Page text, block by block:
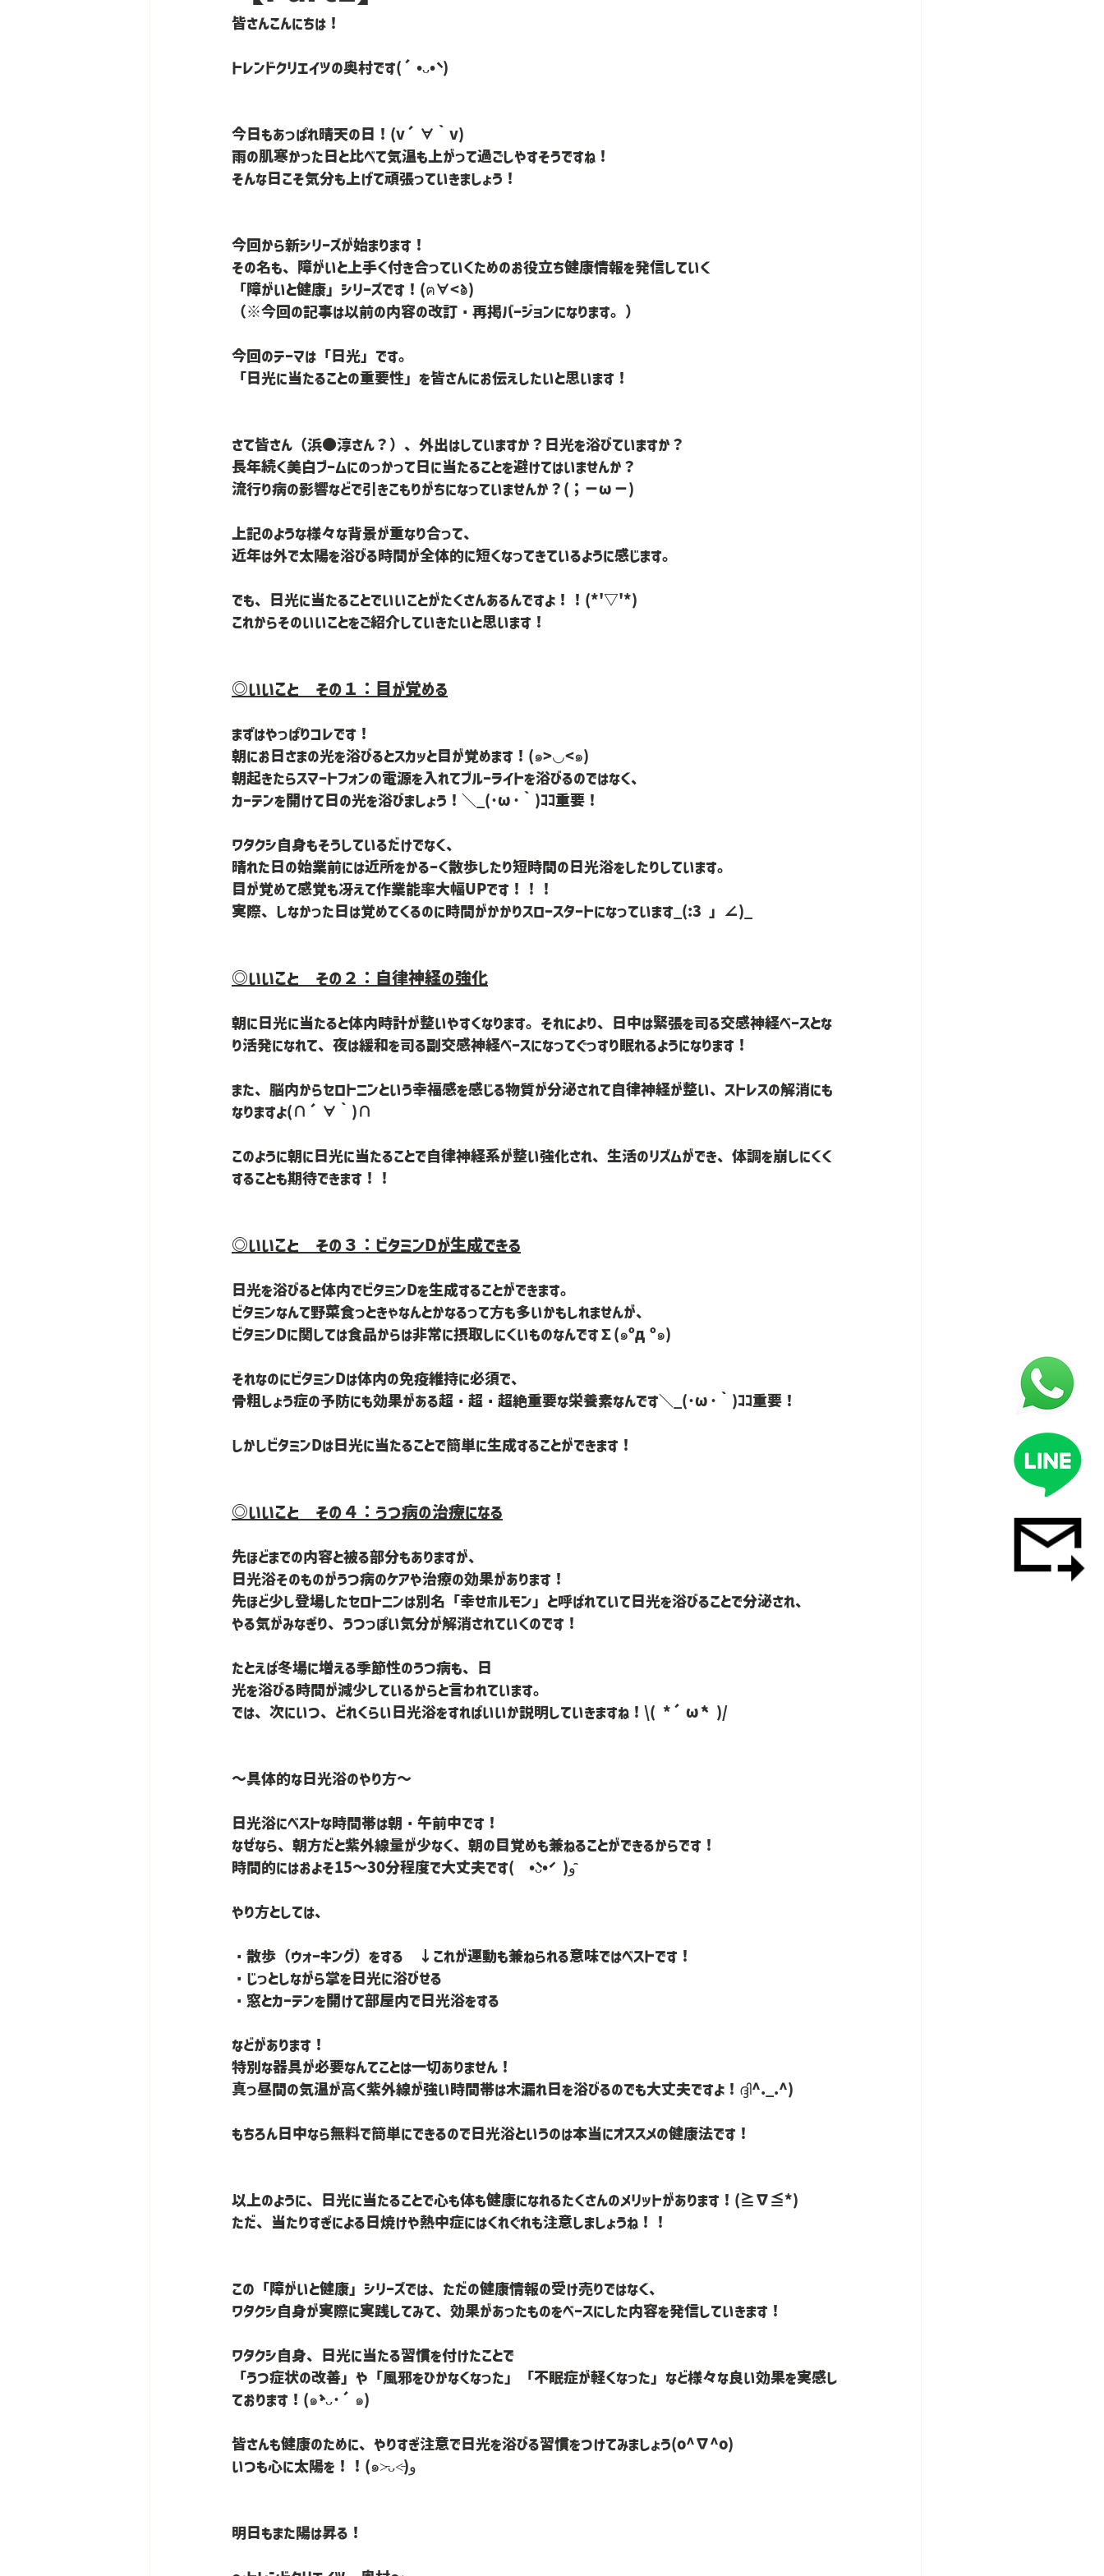
皆さんこんにちは！
トレンドクリエイツの奥村です(´•ᴗ•` )
今日もあっぱれ晴天の日！(v´∀｀v)
雨の肌寒かった日と比べて気温も上がって過ごしやすそうですね！
そんな日こそ気分も上げて頑張っていきましょう！
今回から新シリーズが始まります！
その名も、障がいと上手く付き合っていくためのお役立ち健康情報を発信していく
「障がいと健康」シリーズです！(ฅ∀<`๑)
（※今回の記事は以前の内容の改訂・再掲バージョンになります。）
今回のテーマは「日光」です。
「日光に当たることの重要性」を皆さんにお伝えしたいと思います！
さて皆さん（浜●淳さん？）、外出はしていますか？日光を浴びていますか？
長年続く美白ブームにのっかって日に当たることを避けてはいませんか？
流行り病の影響などで引きこもりがちになっていませんか？(；－ω－)
上記のような様々な背景が重なり合って、
近年は外で太陽を浴びる時間が全体的に短くなってきているように感じます。
でも、日光に当たることでいいことがたくさんあるんですよ！！(*'▽'*)
これからそのいいことをご紹介していきたいと思います！
◎いいこと　その１：目が覚める
まずはやっぱりコレです！
朝にお日さまの光を浴びるとスカッと目が覚めます！(๑>◡<๑)
朝起きたらスマートフォンの電源を入れてブルーライトを浴びるのではなく、
カーテンを開けて日の光を浴びましょう！＼_(･ω･｀)ｺｺ重要！
ワタクシ自身もそうしているだけでなく、
晴れた日の始業前には近所をかるーく散歩したり短時間の日光浴をしたりしています。
目が覚めて感覚も冴えて作業能率大幅UPです！！！
実際、しなかった日は覚めてくるのに時間がかかりスロースタートになっています_(:3 」∠)_
◎いいこと　その２：自律神経の強化
朝に日光に当たると体内時計が整いやすくなります。それにより、日中は緊張を司る交感神経ベースとな
り活発になれて、夜は緩和を司る副交感神経ベースになってぐっすり眠れるようになります！
また、脳内からセロトニンという幸福感を感じる物質が分泌されて自律神経が整い、ストレスの解消にも
なりますよ(∩´∀｀)∩
このように朝に日光に当たることで自律神経系が整い強化され、生活のリズムができ、体調を崩しにくく
することも期待できます！！
◎いいこと　その３：ビタミンDが生成できる
日光を浴びると体内でビタミンDを生成することができます。
ビタミンなんて野菜食っときゃなんとかなるって方も多いかもしれませんが、
ビタミンDに関しては食品からは非常に摂取しにくいものなんです∑(๑ºдº๑)
それなのにビタミンDは体内の免疫維持に必須で、
骨粗しょう症の予防にも効果がある超・超・超絶重要な栄養素なんです＼_(･ω･｀)ｺｺ重要！
しかしビタミンDは日光に当たることで簡単に生成することができます！
◎いいこと　その４：うつ病の治療になる
先ほどまでの内容と被る部分もありますが、
日光浴そのものがうつ病のケアや治療の効果があります！
先ほど少し登場したセロトニンは別名「幸せホルモン」と呼ばれていて日光を浴びることで分泌され、
やる気がみなぎり、うつっぽい気分が解消されていくのです！
たとえば冬場に増える季節性のうつ病も、日
光を浴びる時間が減少しているからと言われています。
では、次にいつ、どれくらい日光浴をすればいいか説明していきますね！\( *´ω`* )/
～具体的な日光浴のやり方～
日光浴にベストな時間帯は朝・午前中です！
なぜなら、朝方だと紫外線量が少なく、朝の目覚めも兼ねることができるからです！
時間的にはおよそ15～30分程度で大丈夫です(  •̀ᴗ•́  )و ̑̑
やり方としては、
・散歩（ウォーキング）をする　←これが運動も兼ねられる意味ではベストです！
・じっとしながら掌を日光に浴びせる
・窓とカーテンを開けて部屋内で日光浴をする
などがあります！
特別な器具が必要なんてことは一切ありません！
真っ昼間の気温が高く紫外線が強い時間帯は木漏れ日を浴びるのでも大丈夫ですよ！ദ്ദി^._.^)
もちろん日中なら無料で簡単にできるので日光浴というのは本当にオススメの健康法です！
以上のように、日光に当たることで心も体も健康になれるたくさんのメリットがあります！(≧∇≦*)
ただ、当たりすぎによる日焼けや熱中症にはくれぐれも注意しましょうね！！
この「障がいと健康」シリーズでは、ただの健康情報の受け売りではなく、
ワタクシ自身が実際に実践してみて、効果があったものをベースにした内容を発信していきます！
ワタクシ自身、日光に当たる習慣を付けたことで
「うつ症状の改善」や「風邪をひかなくなった」「不眠症が軽くなった」など様々な良い効果を実感し
ております！(๑`･ᴗ･´๑)
皆さんも健康のために、やりすぎ注意で日光を浴びる習慣をつけてみましょう(o^∇^o)
いつも心に太陽を！！(๑˃̵ᴗ˂̵)و
明日もまた陽は昇る！